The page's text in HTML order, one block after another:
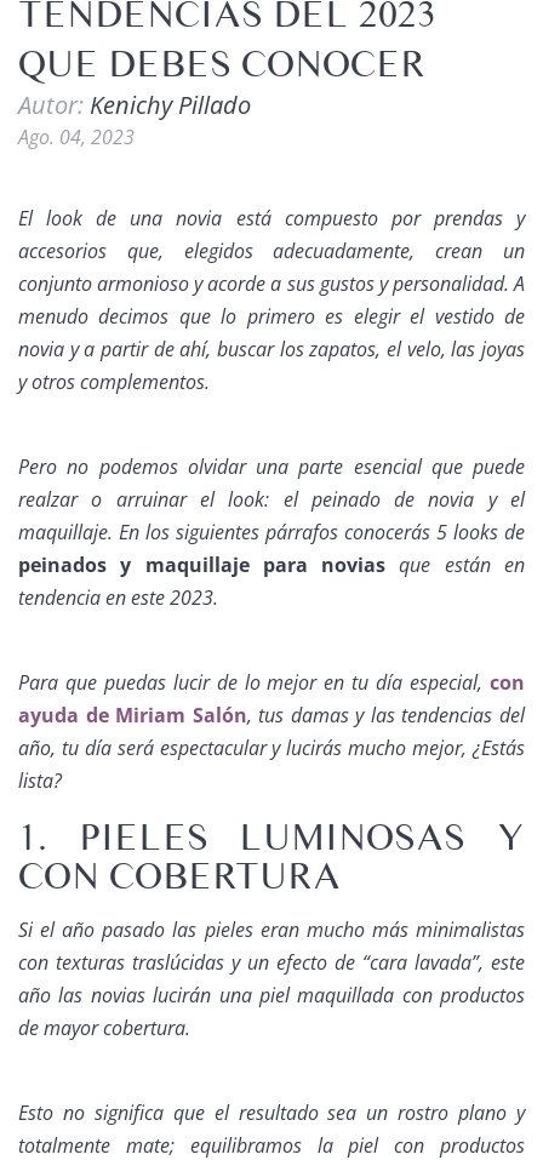
TENDENCIAS DEL 2023
QUE DEBES CONOCER
Autor: Kenichy Pillado
Ago. 04, 2023
El look de una novia está compuesto por prendas y
accesorios que, elegidos adecuadamente, crean un
conjunto armonioso y acorde a sus gustos y personalidad. A
menudo decimos que lo primero es elegir el vestido de
novia y a partir de ahí, buscar los zapatos, el velo, las joyas
y otros complementos.
Pero no podemos olvidar una parte esencial que puede
realzar o arruinar el look: el peinado de novia y el
maquillaje. En los siguientes párrafos conocerás 5 looks de
peinados y maquillaje para novias que están en
tendencia en este 2023.
Para que puedas lucir de lo mejor en tu día especial, con
ayuda de Miriam Salón, tus damas y las tendencias del
año, tu día será espectacular y lucirás mucho mejor, ¿Estás
lista?
1. PIELES LUMINOSAS Y
CON COBERTURA
Si el año pasado las pieles eran mucho más minimalistas
con texturas traslúcidas y un efecto de “cara lavada”, este
año las novias lucirán una piel maquillada con productos
de mayor cobertura.
Esto no significa que el resultado sea un rostro plano y
totalmente mate; equilibramos la piel con productos